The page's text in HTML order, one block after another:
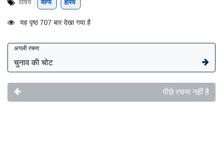
विषय : व्यंग्य हास्य
यह पृष्ठ 707 बार देखा गया है
अगली रचना
चुनाव की चोट
पीछे रचना नहीं है